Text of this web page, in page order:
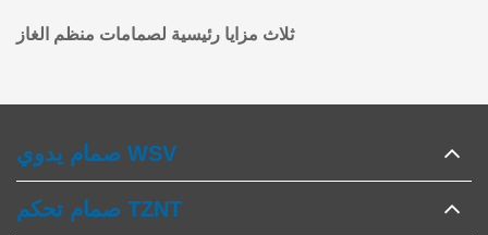
ثلاث مزايا رئيسية لصمامات منظم الغاز
صمام يدوي WSV
صمام تحكم TZNT